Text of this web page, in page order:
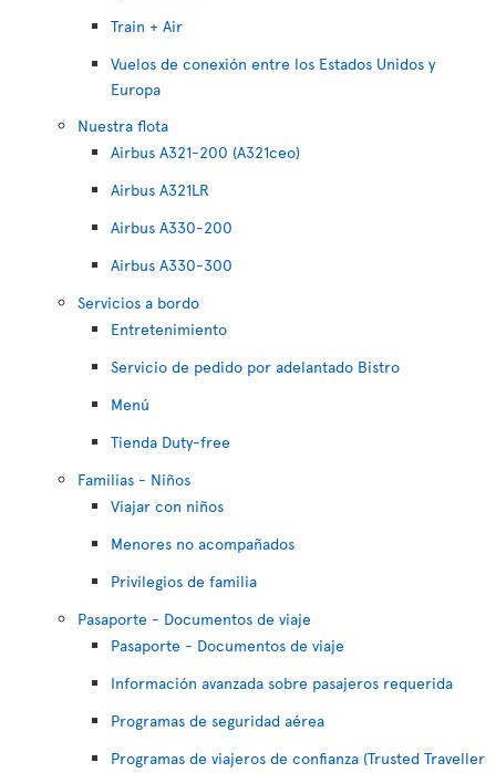
Train + Air
Vuelos de conexión entre los Estados Unidos y
Europa
Nuestra flota
Airbus A321-200 (A321ceo)
Airbus A321LR
Airbus A330-200
Airbus A330-300
Servicios a bordo
Entretenimiento
Servicio de pedido por adelantado Bistro
Menú
Tienda Duty-free
Familias - Niños
Viajar con niños
Menores no acompañados
Privilegios de familia
Pasaporte - Documentos de viaje
Pasaporte - Documentos de viaje
Información avanzada sobre pasajeros requerida
Programas de seguridad aérea
Programas de viajeros de confianza (Trusted Traveller